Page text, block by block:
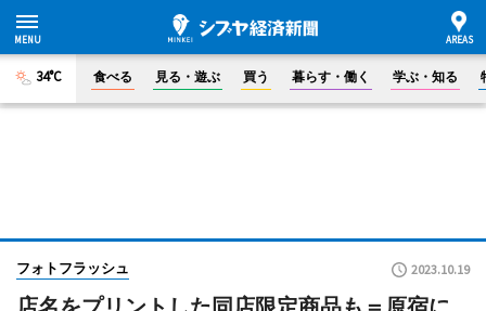
34°C 食べる 見る・遊ぶ 買う 暮らす・働く 学ぶ・知る
フォトフラッシュ 2023.10.19